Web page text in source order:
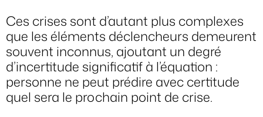
Ces crises sont d’autant plus complexes
que les éléments déclencheurs demeurent
souvent inconnus, ajoutant un degré
d’incertitude significatif à l’équation :
personne ne peut prédire avec certitude
quel sera le prochain point de crise.